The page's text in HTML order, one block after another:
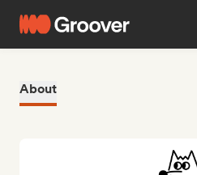
About